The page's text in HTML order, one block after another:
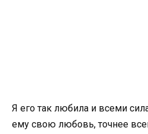
Я его так любила и всеми
ему свою любовь, точнее